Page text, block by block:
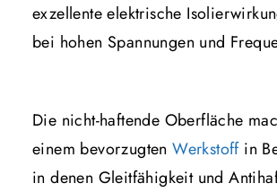
exzellente elektrische
bei hohen Spannungen und
Die nicht-haftende Oberfläche
einem bevorzugtenWerkstoffin
in denen Gleitfähigkeit und